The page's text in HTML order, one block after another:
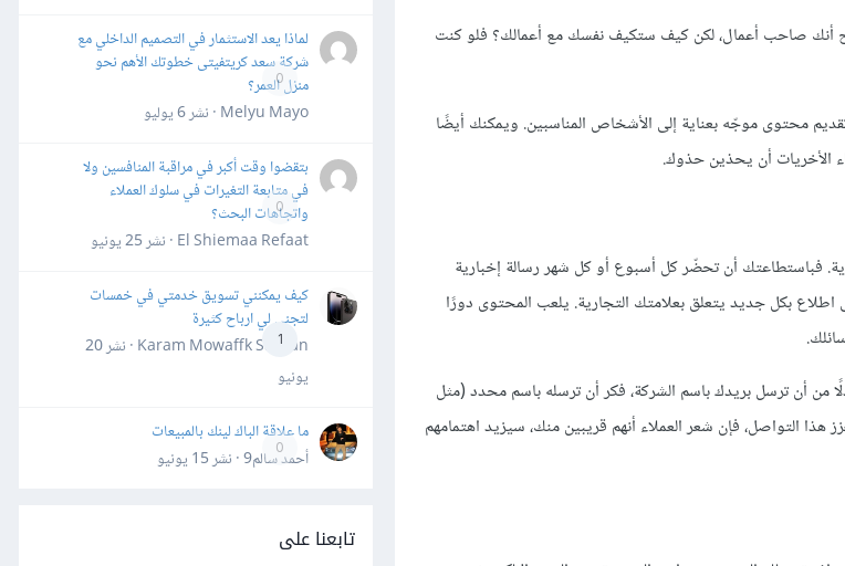
أنك صاحب أعمال، لكن كيف ستكيف نفسك مع أعمالك؟ فلو كنت
محتوى موجّه بعناية إلى الأشخاص المناسبين. ويمكنك أيضًا
الأخريات أن يحذين حذوك.
فباستطاعتك أن تحضّر كل أسبوع أو كل شهر رسالة إخبارية
بكل جديد يتعلق بعلامتك التجارية. يلعب المحتوى دورًا
من أن ترسل بريدك باسم الشركة، فكر أن ترسله باسم محدد (مثل
فإن شعر العملاء أنهم قريبين منك، سيزيد اهتمامهم
0
لماذا يعد الاستثمار في التصميم الداخلي مع
شركة سعد كريتفيتى خطوتك الأهم نحو
منزل العمر؟
Melyu Mayo · نشر
6 يوليو
0
بتقضوا وقت أكبر في مراقبة المنافسين ولا
في متابعة التغيرات في سلوك العملاء
واتجاهات البحث؟
El Shiemaa Refaat · نشر
25 يونيو
1
كيف يمكنني تسويق خدمتي في خمسات
لتجني لي ارباح كثيرة
Karam Mowaffk Sarhan · نشر
20
يونيو
0
ما علاقة الباك لينك بالمبيعات
أحمد سالم9 · نشر
15 يونيو
تابعنا على